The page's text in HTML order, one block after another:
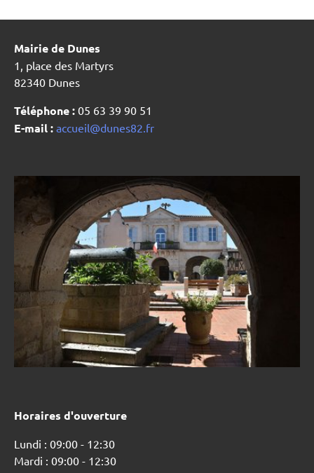
Mairie de Dunes
1, place des Martyrs
82340 Dunes
Téléphone : 05 63 39 90 51
E-mail : accueil@dunes82.fr
Horaires d'ouverture
Lundi : 09:00 - 12:30
Mardi : 09:00 - 12:30